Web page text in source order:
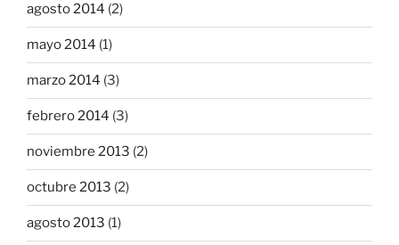
agosto 2014 (2)
mayo 2014 (1)
marzo 2014 (3)
febrero 2014 (3)
noviembre 2013 (2)
octubre 2013 (2)
agosto 2013 (1)